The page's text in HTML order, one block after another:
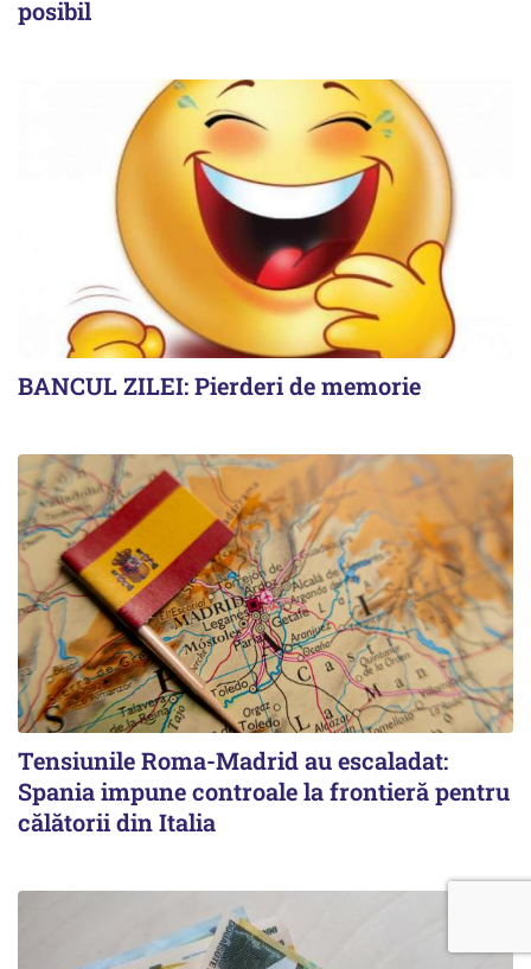
posibil
BANCUL ZILEI: Pierderi de memorie
Tensiunile Roma-Madrid au escaladat:
Spania impune controale la frontieră pentru
călătorii din Italia